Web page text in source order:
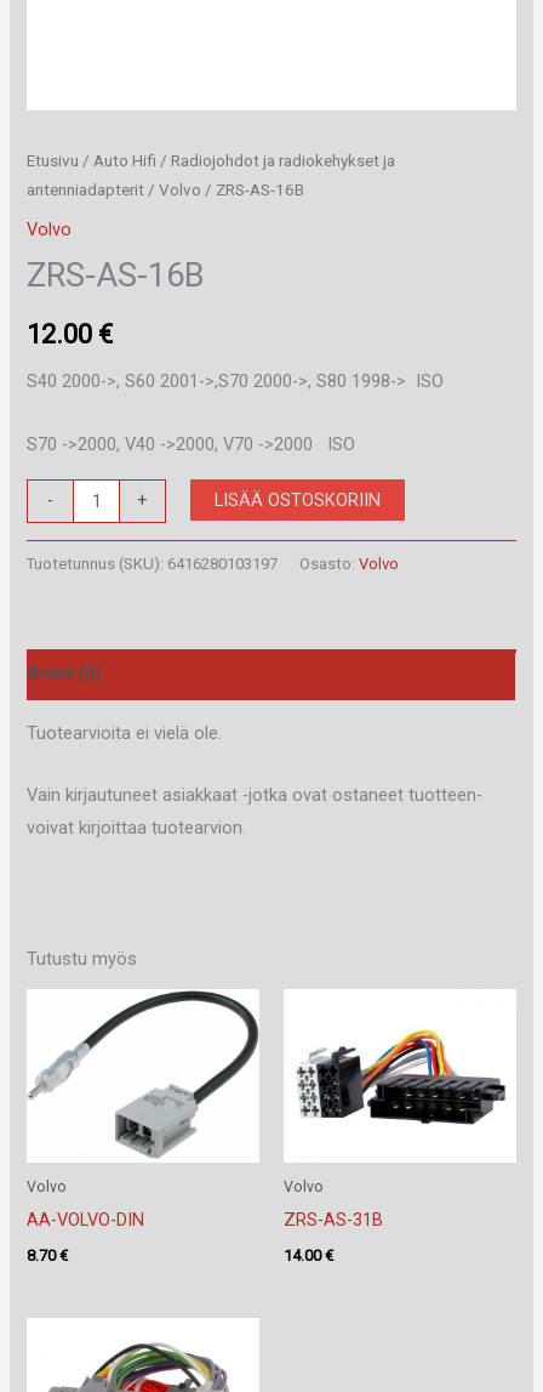
Etusivu / Auto Hifi / Radiojohdot ja radiokehykset ja
antenniadapterit /Volvo / ZRS-AS-16B
Volvo
ZRS-AS-16B
12.00 €
S40 2000->, S60 2001->,S70 2000->, S80 1998-> ISO
S70 ->2000, V40 ->2000, V70 ->2000 ISO
-
AS-
16B
+ LISÄÄ OSTOSKORIIN
Tuotetunnus (SKU): 6416280103197 Osasto:Volvo
Arviot (0)
Tuotearvioita ei vielä ole.
Vain kirjautuneet asiakkaat -jotka ovat ostaneet tuotteen-
voivat kirjoittaa tuotearvion.
Tutustu myös
Volvo
AA-VOLVO-DIN
8.70€
Volvo
ZRS-AS-31B
14.00€